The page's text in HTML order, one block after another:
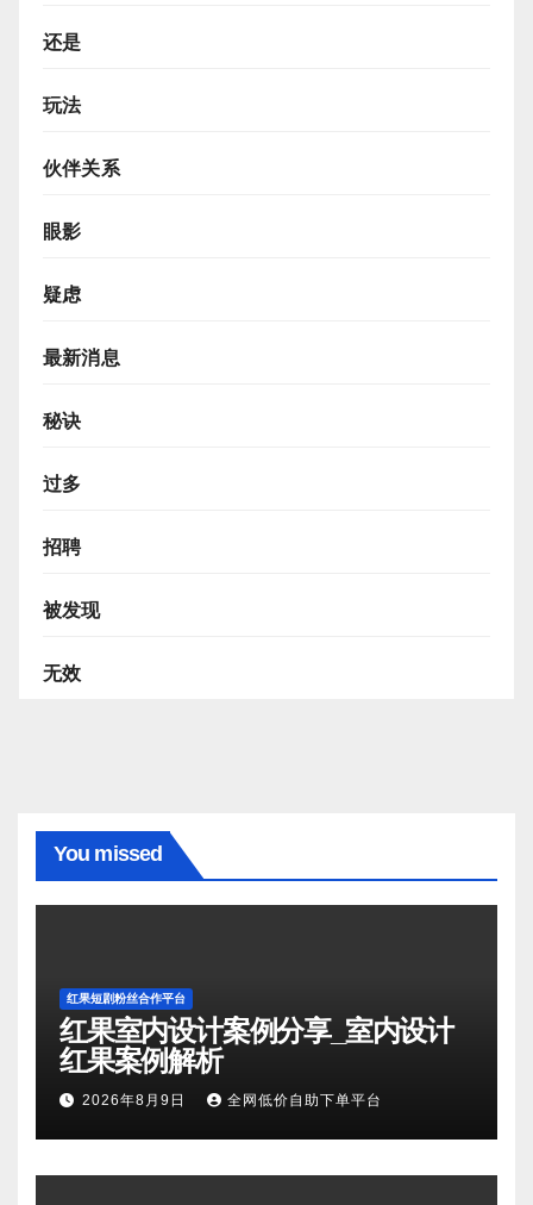
还是
玩法
伙伴关系
眼影
疑虑
最新消息
秘诀
过多
招聘
被发现
无效
You missed
红果短剧粉丝合作平台
红果室内设计案例分享_室内设计
红果案例解析
2026年8月9日 全网低价自助下单平台